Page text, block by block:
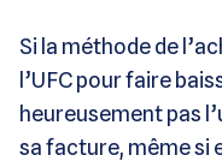
Si la méthode de
l’UFC pour faire
heureusement pas
sa facture, même si